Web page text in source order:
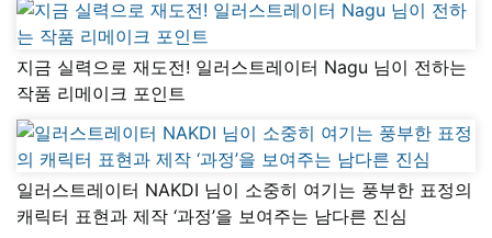
지금 실력으로 재도전! 일러스트레이터 Nagu 님이 전하는
작품 리메이크 포인트
일러스트레이터 NAKDI 님이 소중히 여기는 풍부한 표정의
캐릭터 표현과 제작 ‘과정’을 보여주는 남다른 진심